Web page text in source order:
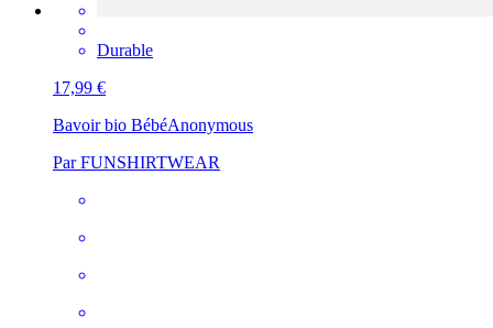
Durable
17,99 €
Bavoir bio BébéAnonymous
Par FUNSHIRTWEAR